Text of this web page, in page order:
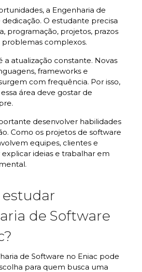
a Engenharia de
O estudante precisa
programação, projetos, prazos
problemas complexos.
a atualização constante. Novas
frameworks e
com frequência. Por isso,
área deve gostar de
desenvolver habilidades
Como os projetos de software
equipes, clientes e
explicar ideias e trabalhar em
estudar
de Software
de Software no Eniac pode
para quem busca uma